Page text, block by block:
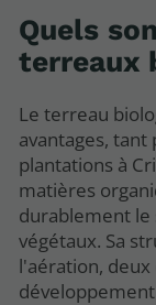
Quels
terreaux
Le terreau
avantages,
plantations à
matières
durablement le
végétaux. Sa
l'aération,